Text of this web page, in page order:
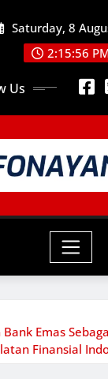
Saturday, 8
2:15:58
Us
Emas
Finansial